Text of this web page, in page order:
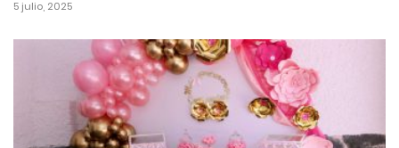
5 julio, 2025